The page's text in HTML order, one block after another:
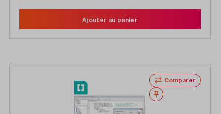
Ajouter au panier
Comparer
Noter